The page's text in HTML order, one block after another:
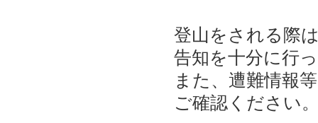
登山をされる際
告知を十分に行
また、遭難情報
ご確認ください